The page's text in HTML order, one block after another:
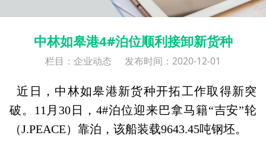
中林如皋港4#泊位顺利接卸新货种
栏目：企业动态 发布时间：2020-12-01
近日，中林如皋港新货种开拓工作取得新突
破。11月30日，4#泊位迎来巴拿马籍“吉安”轮
（J.PEACE）靠泊，该船装载9643.45吨钢坯。